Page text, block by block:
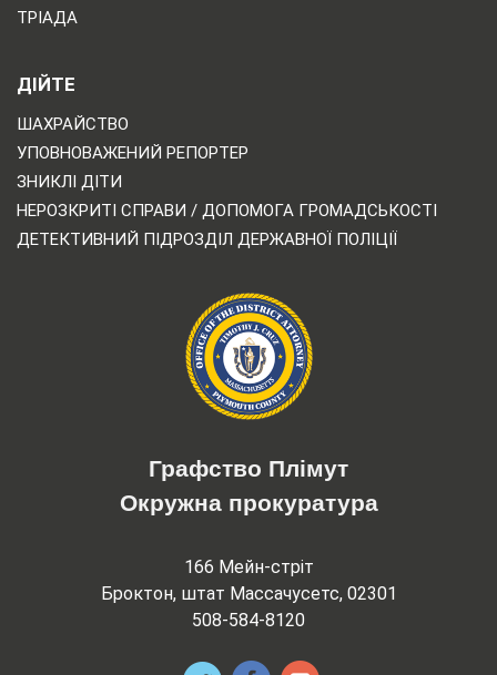
ТРІАДА
ДІЙТЕ
ШАХРАЙСТВО
УПОВНОВАЖЕНИЙ РЕПОРТЕР
ЗНИКЛІ ДІТИ
НЕРОЗКРИТІ СПРАВИ / ДОПОМОГА ГРОМАДСЬКОСТІ
ДЕТЕКТИВНИЙ ПІДРОЗДІЛ ДЕРЖАВНОЇ ПОЛІЦІЇ
Графство Плімут
Окружна прокуратура
166 Мейн-стріт
Броктон, штат Массачусетс, 02301
508-584-8120